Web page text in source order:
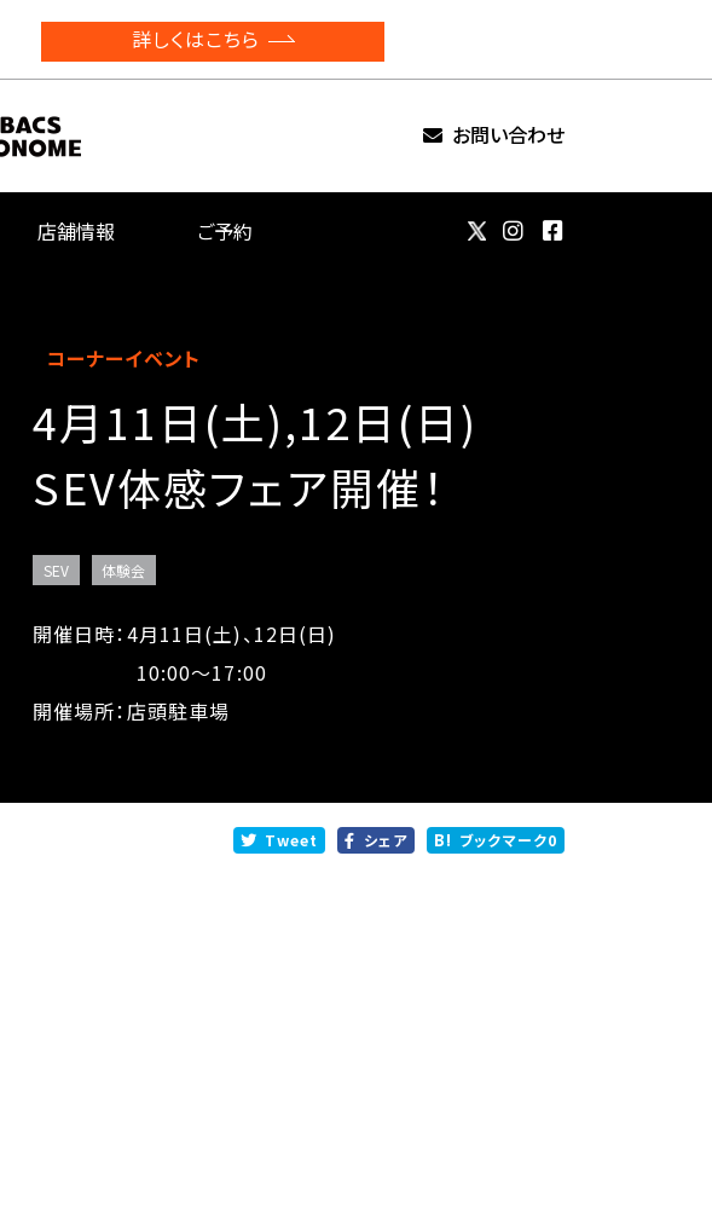
詳しくはこちら
お問い合わせ
店舗情報 ご予約
コーナーイベント
4月11日(土),12日(日)
SEV体感フェア開催！
SEV 体験会
開催日時：4月11日(土)、12日(日)
10:00～17:00
開催場所：店頭駐車場
Tweet シェア ブックマーク0